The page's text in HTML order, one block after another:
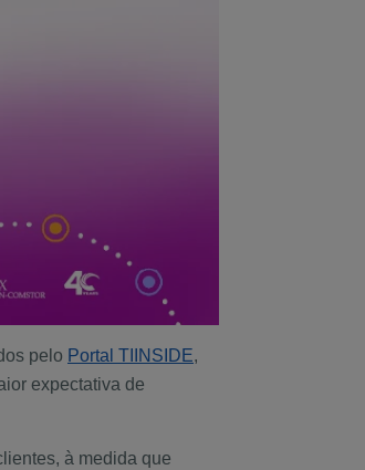
pelo Portal TIINSIDE,
expectativa de
à medida que